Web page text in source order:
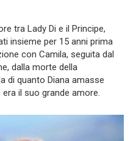
tra Lady Di e il Principe,
insieme per 15 anni prima
con Camila, seguita dal
dalla morte della
di quanto Diana amasse
il suo grande amore.